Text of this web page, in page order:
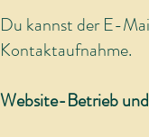
Du kannst der E-
Kontaktaufnahme.
Website-Betrieb